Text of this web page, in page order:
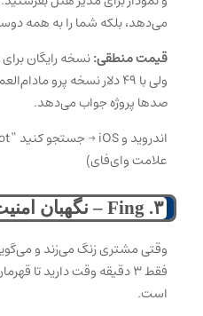
می‌دهد، بلکه شما را به همه
قیمت منطقی:نسخه رایگان
ولی با ۴۹ دلار نسخه پرو
صدها پروژه جواب می‌دهد.
علامت وای‌فای)
۳. Fing – نگهبان امنیت و سرعت
وقتی مشتری زنگ می‌زند و
است.